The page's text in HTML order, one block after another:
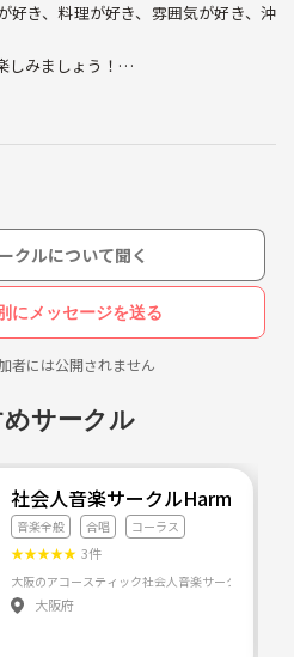
き、料理が好き、雰囲気が好き、沖
みましょう！
って
に浸ったりして仲良くなれたらなーと
す。
い！
クルについて聞く
にメッセージを送る
者には公開されません
サークル
社会人音楽サークルHarmonity
音楽全般 合唱 コーラス
★★★★★ 3件
大阪府